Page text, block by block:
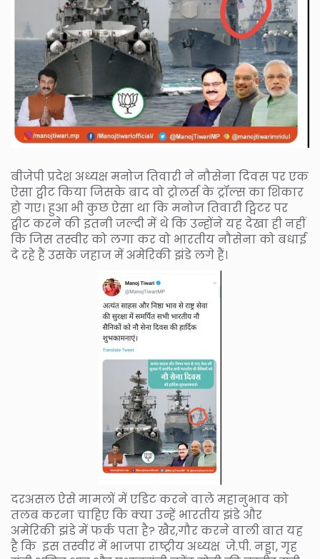
बीजेपी प्रदेश अध्यक्ष मनोज तिवारी ने नौसेना दिवस पर एक
ऐसा ट्वीट किया जिसके बाद वो ट्रोलर्स के ट्रॉल्स का शिकार
हो गए। हुआ भी कुछ ऐसा था कि मनोज तिवारी ट्विटर पर
ट्वीट करने की इतनी जल्दी में थे कि उन्होंने यह देखा ही नहीं
कि जिस तस्वीर को लगा कर वो भारतीय नौसेना को बधाई
दे रहे हैं उसके जहाज में अमेरिकी झंडे लगे हैं।
दरअसल ऐसे मामलों में एडिट करने वाले महानुभाव को
तलब करना चाहिए कि क्या उन्हें भारतीय झंडे और
अमेरिकी झंडे में फर्क पता है? खैर,गौर करने वाली बात यह
है कि इस तस्वीर में भाजपा राष्ट्रीय अध्यक्ष जे.पी. नड्डा, गृह